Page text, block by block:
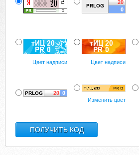
Цвет надписи Цвет надписи
Изменить цвет